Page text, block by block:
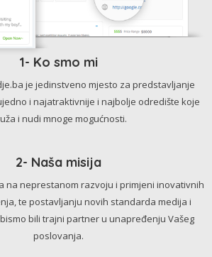
1- Ko smo mi
je jedinstveno mjesto za predstavljanje
i najatraktivnije i najbolje odredište koje
i nudi mnoge mogućnosti.
2- Naša misija
na neprestanom razvoju i primjeni inovativnih
te postavljanju novih standarda medija i
bili trajni partner u unapređenju Vašeg
poslovanja.